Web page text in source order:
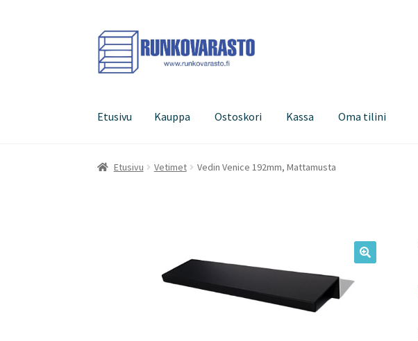
Siirry
navigointiin
Siirry
sisältöön
Etusivu Kauppa Ostoskori Kassa Oma tilini
Etusivu Kauppa Ostoskori Kassa Oma tilini
Etusivu Vetimet Vedin Venice 192mm, Mattamusta